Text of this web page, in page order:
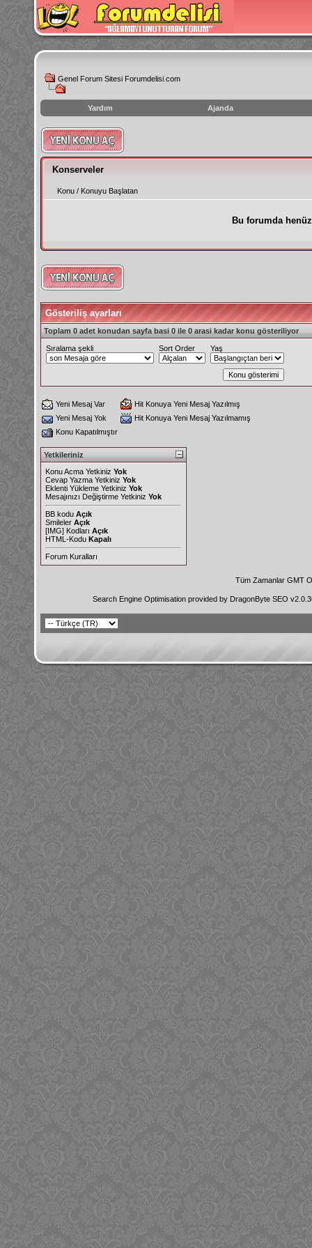
Genel Forum Sitesi Forumdelisi.com
Yardım Ajanda
instagram
izlenme
hilesi
Konserveler
Konu / Konuyu Başlatan
Bu forumda
Gösteriliş ayarları
Toplam 0 adet konudan sayfa basi 0 ile 0 arasi kadar konu gösteriliyor
Sıralama şekli Sort Order Yaş
Yeni Mesaj Var
Hit Konuya Yeni Mesaj Yazılmış
Yeni Mesaj Yok
Hit Konuya Yeni Mesaj Yazılmamış
Konu Kapatılmıştır
Yetkileriniz
Konu Acma Yetkiniz Yok
Cevap Yazma Yetkiniz Yok
Eklenti Yükleme Yetkiniz Yok
Mesajınızı Değiştirme Yetkiniz Yok
BB kodu Açık
Smileler Açık
[IMG] Kodları Açık
HTML-Kodu Kapalı
Forum Kuralları
Tüm Zamanlar GMT
Search Engine Optimisation provided by DragonByte SEO